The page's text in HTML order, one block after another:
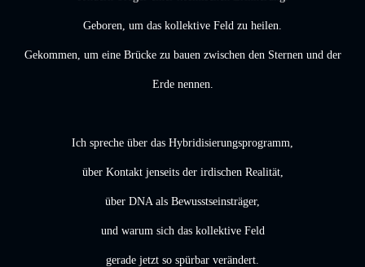
Geboren, um das kollektive Feld zu heilen.
Gekommen, um eine Brücke zu bauen zwischen den Sternen und der
Erde nennen.
Ich spreche über das Hybridisierungsprogramm,
über Kontakt jenseits der irdischen Realität,
über DNA als Bewusstseinsträger,
und warum sich das kollektive Feld
gerade jetzt so spürbar verändert.